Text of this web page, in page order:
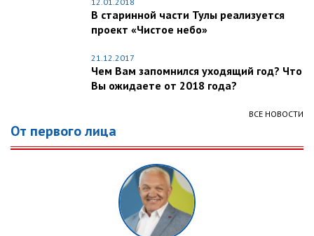
В старинной части Тулы реализуется
проект «Чистое небо»
21.12.2017
Чем Вам запомнился уходящий год? Что
Вы ожидаете от 2018 года?
ВСЕ НОВОСТИ
От первого лица